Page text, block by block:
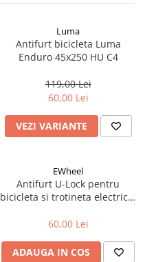
Luma
Antifurt bicicleta Luma
Enduro 45x250 HU C4
119,00 Lei
60,00 Lei
VEZI VARIANTE
EWheel
Antifurt U-Lock pentru
bicicleta si trotineta electrica,
60,00 Lei
ADAUGA IN COS